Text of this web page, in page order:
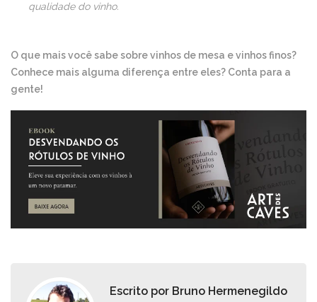
qualidade do vinho.
O que mais você sabe sobre vinhos de mesa e vinhos finos?
Conhece mais alguma diferença entre eles? Conta para a
gente!
Escrito por Bruno Hermenegildo